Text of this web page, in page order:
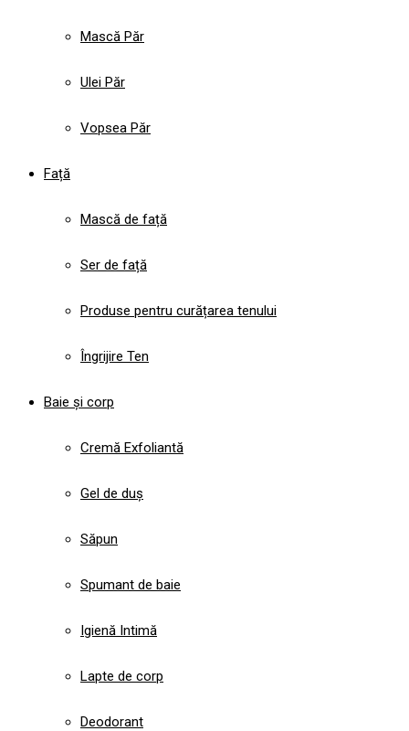
Mască Păr
Ulei Păr
Vopsea Păr
Față
Mască de față
Ser de față
Produse pentru curățarea tenului
Îngrijire Ten
Baie și corp
Cremă Exfoliantă
Gel de duș
Săpun
Spumant de baie
Igienă Intimă
Lapte de corp
Deodorant